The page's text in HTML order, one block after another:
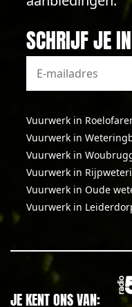
SCHRIJF JE IN
Vuurwerk in
Vuurwerk in
Vuurwerk in
Vuurwerk in
Vuurwerk in Oude
Vuurwerk in
JE KENT ONS VAN: